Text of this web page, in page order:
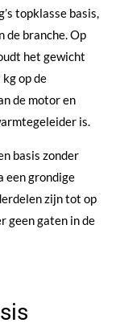
topklasse basis,
de branche. Op
het gewicht
op de
de motor en
is.
basis zonder
een grondige
zijn tot op
geen gaten in de